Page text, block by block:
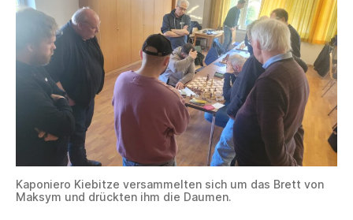
Kaponiero Kiebitze versammelten sich um das Brett von
Maksym und drückten ihm die Daumen.